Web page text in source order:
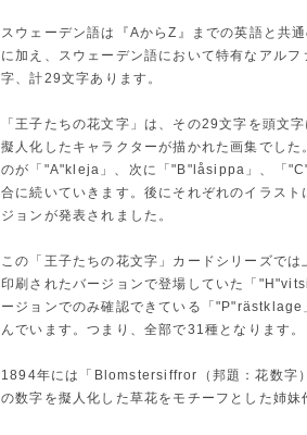
スウェーデン語は『AからZ』までの英語と共
に加え、スウェーデン語において特有なアル
字、計29文字あります。
「王子たちの花文字」は、その29文字を頭文
擬人化したキャラクターが描かれた画集でした
のが「"A"kleja」、次に「"B"låsippa」、「
合に続いていきます。後にそれぞれのイラスト
ジョンが発表されました。
この「王子たちの花文字」カードシリーズで
印刷されたバージョンで登場していた「
ージョンでのみ確認できている「"P"rästklage
んでいます。つまり、全部で31種となります。
1894年には「Blomstersiffror（邦題：花数字
の数字を擬人化した草花をモチーフとした姉妹